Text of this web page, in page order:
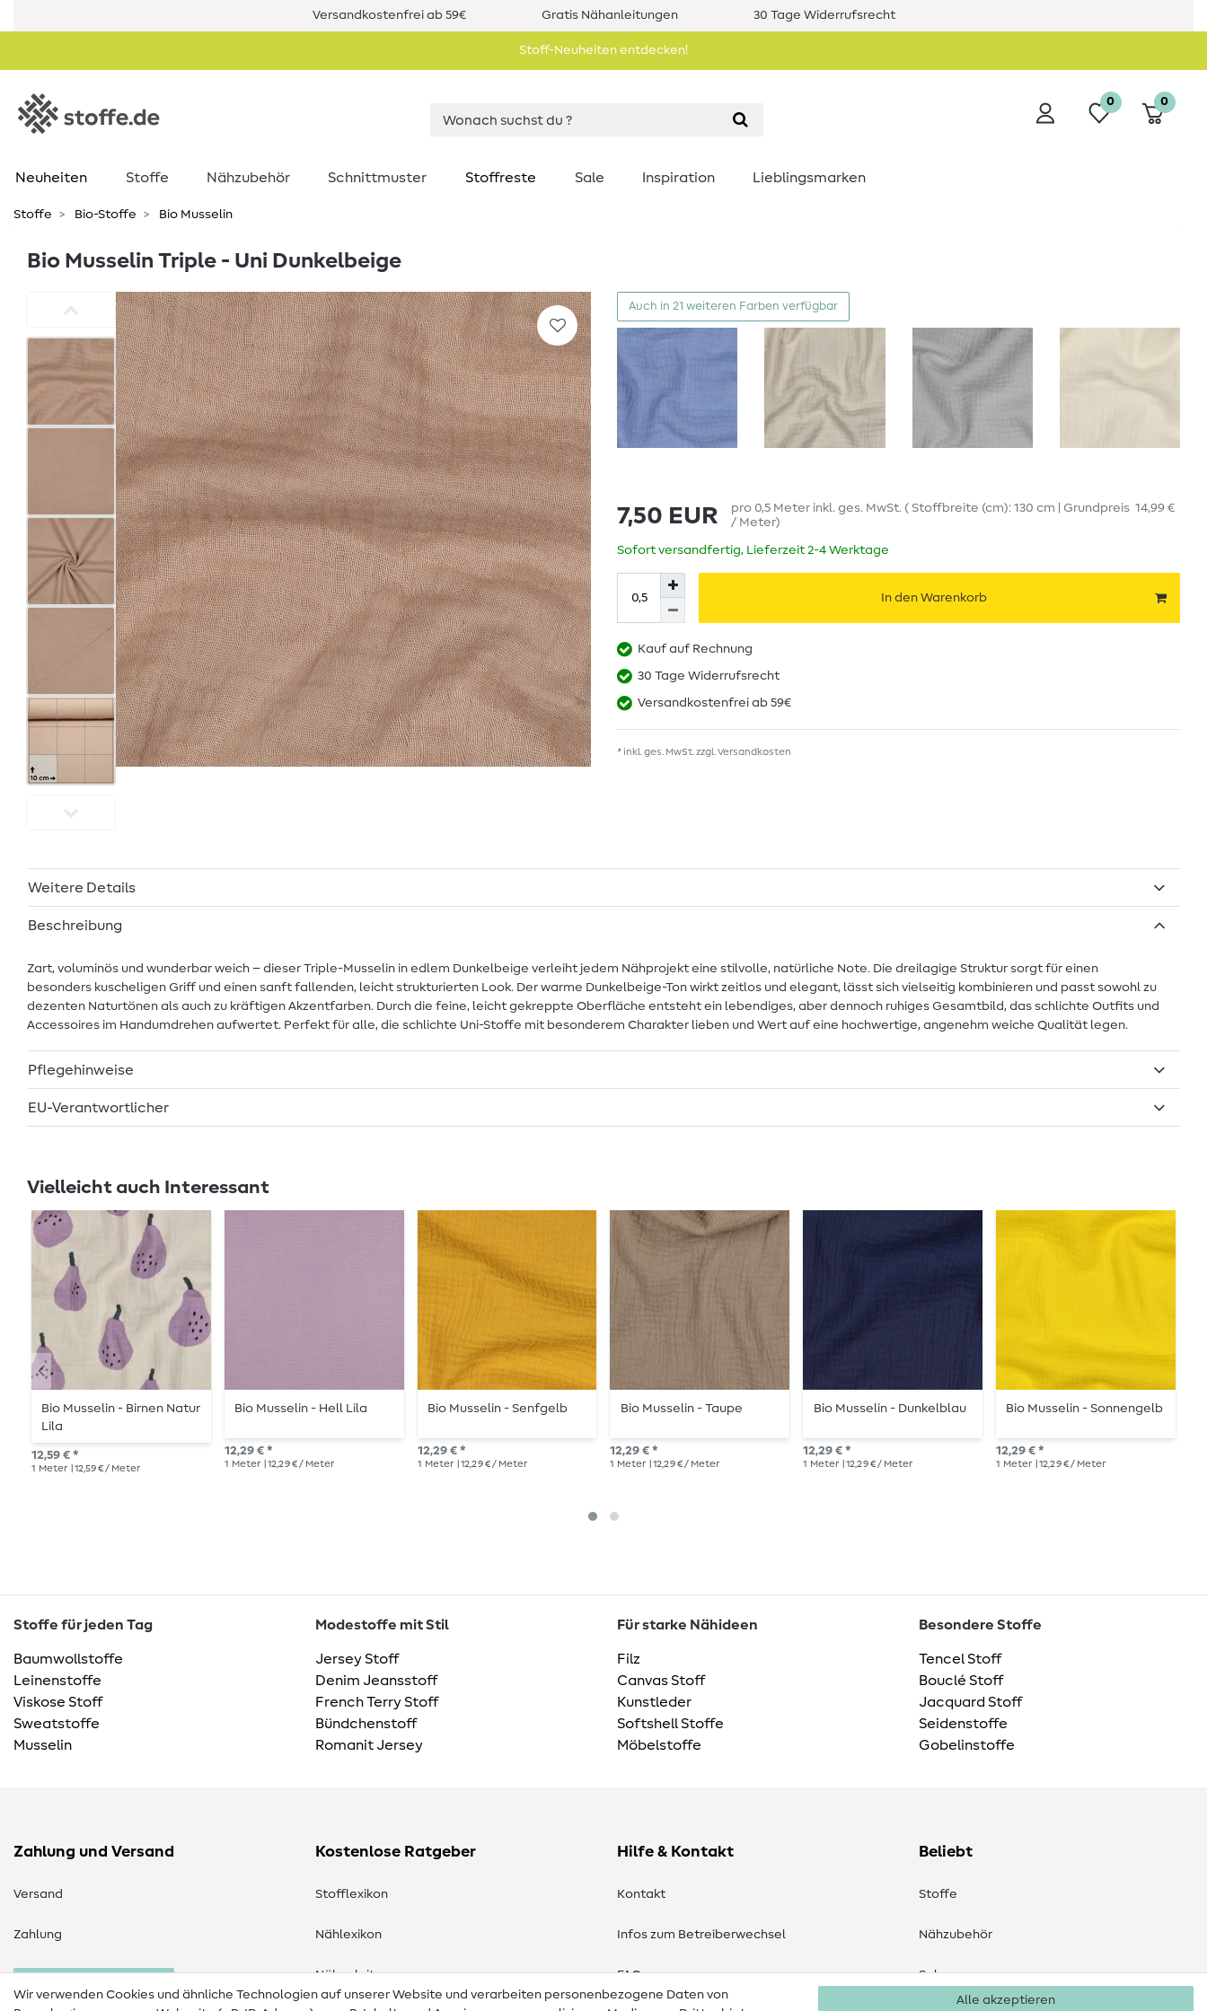
Versandkostenfrei ab 59€ Gratis Nähanleitungen 30 Tage Widerrufsrecht
Stoff-Neuheiten entdecken!
0 0
Neuheiten Stoffe Nähzubehör Schnittmuster Stoffreste Sale Inspiration Lieblingsmarken
Stoffe Bio-Stoffe Bio Musselin
Bio Musselin Triple - Uni Dunkelbeige
Auch in 21 weiteren Farben verfügbar
7,50 EUR pro 0,5 Meter inkl. ges. MwSt. ( Stoffbreite (cm): 130 cm | Grundpreis 14,99 €
/ Meter)
Sofort versandfertig, Lieferzeit 2-4 Werktage
In den Warenkorb
Kauf auf Rechnung
30 Tage Widerrufsrecht
Versandkostenfrei ab 59€
* inkl. ges. MwSt. zzgl.Versandkosten
Weitere Details
Beschreibung
Zart, voluminös und wunderbar weich – dieser Triple-Musselin in edlem Dunkelbeige verleiht jedem Nähprojekt eine stilvolle, natürliche Note. Die dreilagige Struktur sorgt für einen
besonders kuscheligen Griff und einen sanft fallenden, leicht strukturierten Look. Der warme Dunkelbeige-Ton wirkt zeitlos und elegant, lässt sich vielseitig kombinieren und passt sowohl zu
dezenten Naturtönen als auch zu kräftigen Akzentfarben. Durch die feine, leicht gekreppte Oberfläche entsteht ein lebendiges, aber dennoch ruhiges Gesamtbild, das schlichte Outfits und
Accessoires im Handumdrehen aufwertet. Perfekt für alle, die schlichte Uni-Stoffe mit besonderem Charakter lieben und Wert auf eine hochwertige, angenehm weiche Qualität legen.
Pflegehinweise
EU-Verantwortlicher
Vielleicht auch Interessant
Bio Musselin - Birnen Natur
Lila
12,59 € *
1 Meter | 12,59 € / Meter
Bio Musselin - Hell Lila
12,29 € *
1 Meter | 12,29 € / Meter
Bio Musselin - Senfgelb
12,29 € *
1 Meter | 12,29 € / Meter
Bio Musselin - Taupe
12,29 € *
1 Meter | 12,29 € / Meter
Bio Musselin - Dunkelblau
12,29 € *
1 Meter | 12,29 € / Meter
Bio Musselin - Sonnengelb
12,29 € *
1 Meter | 12,29 € / Meter
Stoffe für jeden Tag
Baumwollstoffe
Leinenstoffe
Viskose Stoff
Sweatstoffe
Musselin
Modestoffe mit Stil
Jersey Stoff
Denim Jeansstoff
French Terry Stoff
Bündchenstoff
Romanit Jersey
Für starke Nähideen
Filz
Canvas Stoff
Kunstleder
Softshell Stoffe
Möbelstoffe
Besondere Stoffe
Tencel Stoff
Bouclé Stoff
Jacquard Stoff
Seidenstoffe
Gobelinstoffe
Zahlung und Versand
Versand
Zahlung
Kostenlose Ratgeber
Stofflexikon
Nählexikon
Nähanleitungen
Hilfe & Kontakt
Kontakt
Infos zum Betreiberwechsel
FAQ
Beliebt
Stoffe
Nähzubehör
Sale
Wir verwenden Cookies und ähnliche Technologien auf unserer Website und verarbeiten personenbezogene Daten von
Alle akzeptieren